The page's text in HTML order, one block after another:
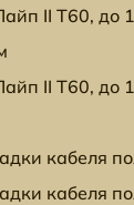
II Т60, до
II Т60, до
кабеля
кабеля